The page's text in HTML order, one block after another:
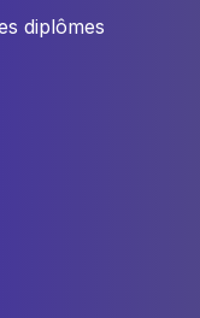
diplômes